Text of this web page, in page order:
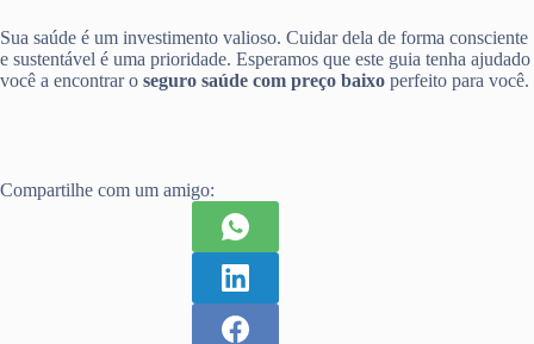
Sua saúde é um investimento valioso. Cuidar dela de forma consciente
e sustentável é uma prioridade. Esperamos que este guia tenha ajudado
você a encontrar o seguro saúde com preço baixo perfeito para você.
Compartilhe com um amigo: